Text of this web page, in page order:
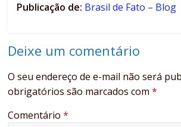
Publicação de: Brasil de Fato – Blog
Deixe um comentário
O seu endereço de e-mail não será
obrigatórios são marcados com*
Comentário*